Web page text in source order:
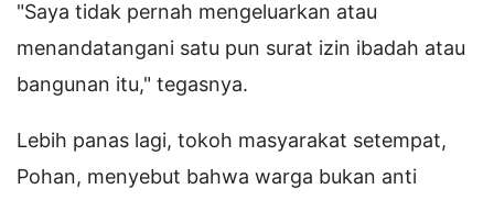
"Saya tidak pernah mengeluarkan atau
menandatangani satu pun surat izin ibadah atau
bangunan itu," tegasnya.
Lebih panas lagi, tokoh masyarakat setempat,
Pohan, menyebut bahwa warga bukan anti